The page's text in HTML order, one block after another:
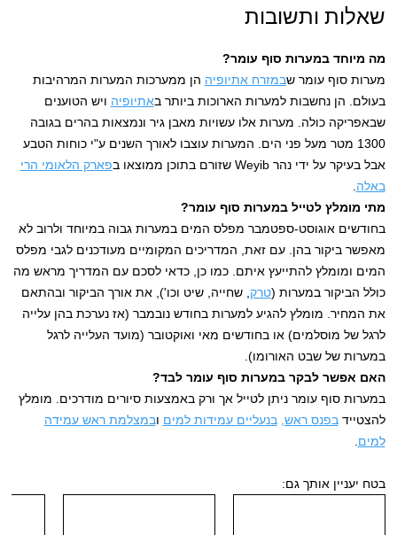
שאלות ותשובות
מה מיוחד במערות סוף עומר?
מערות סוף עומר שבמזרח אתיופיה הן ממערכות המערות המרהיבות
בעולם. הן נחשבות למערות הארוכות ביותר באתיופיה ויש הטוענים
שבאפריקה כולה. מערות אלו עשויות מאבן גיר ונמצאות בהרים בגובה
1300 מטר מעל פני הים. המערות עוצבו לאורך השנים ע"י כוחות הטבע
אבל בעיקר על ידי נהר Weyib שזורם בתוכן ממוצאו ב
פארק הלאומי הרי
באלה
מתי מומלץ לטייל במערות סוף עומר?
בחודשים אוגוסט-ספטמבר מפלס המים במערות גבוה במיוחד ולרוב לא
מאפשר ביקור בהן. עם זאת, המדריכים המקומיים מעודכנים לגבי מפלס
המים ומומלץ להתייעץ איתם. כמו כן, כדאי לסכם עם המדריך מראש מה
כולל הביקור במערות (טרק , שחייה, שיט וכו'), את אורך הביקור ובהתאם
את המחיר. מומלץ להגיע למערות בחודש נובמבר (אז נערכת בהן עלייה
לרגל של מוסלמים) או בחודשים מאי ואוקטובר (מועד העלייה לרגל
במערות של שבט האורומו).
האם אפשר לבקר במערות סוף עומר לבד?
במערות סוף עומר ניתן לטייל אך ורק באמצעות סיורים מודרכים. מומלץ
להצטיידבפנס ראש, בנעליים עמידות למים ובמצלמת ראש עמידה
למים
בטח יעניין אותך גם: